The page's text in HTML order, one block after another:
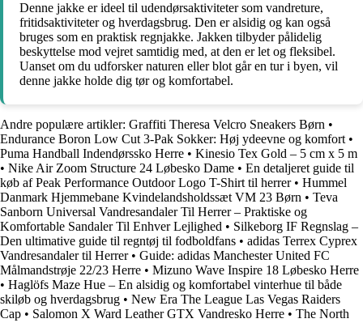
Denne jakke er ideel til udendørsaktiviteter som vandreture,
fritidsaktiviteter og hverdagsbrug. Den er alsidig og kan også
bruges som en praktisk regnjakke. Jakken tilbyder pålidelig
beskyttelse mod vejret samtidig med, at den er let og fleksibel.
Uanset om du udforsker naturen eller blot går en tur i byen, vil
denne jakke holde dig tør og komfortabel.
Andre populære artikler: Graffiti Theresa Velcro Sneakers Børn •
Endurance Boron Low Cut 3-Pak Sokker: Høj ydeevne og komfort •
Puma Handball Indendørssko Herre • Kinesio Tex Gold – 5 cm x 5 m
• Nike Air Zoom Structure 24 Løbesko Dame • En detaljeret guide til
køb af Peak Performance Outdoor Logo T-Shirt til herrer• Hummel
Danmark Hjemmebane Kvindelandsholdssæt VM 23 Børn • Teva
Sanborn Universal Vandresandaler Til Herrer – Praktiske og
Komfortable Sandaler Til Enhver Lejlighed • Silkeborg IF Regnslag –
Den ultimative guide til regntøj til fodboldfans • adidas Terrex Cyprex
Vandresandaler til Herrer• Guide: adidas Manchester United FC
Målmandstrøje 22/23 Herre • Mizuno Wave Inspire 18 Løbesko Herre
• Haglöfs Maze Hue – En alsidig og komfortabel vinterhue til både
skiløb og hverdagsbrug • New Era The League Las Vegas Raiders
Cap • Salomon X Ward Leather GTX Vandresko Herre • The North